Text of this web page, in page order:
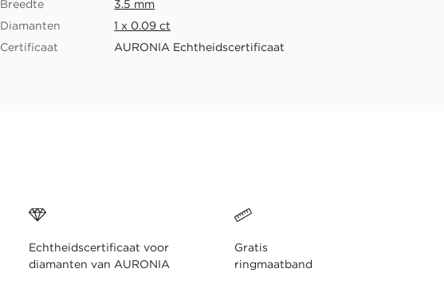
Breedte
3.5 mm
Diamanten
1 x 0.09 ct
Certificaat
AURONIA Echtheidscertificaat
Echtheidscertificaat voor
diamanten van AURONIA
Gratis
ringmaatband